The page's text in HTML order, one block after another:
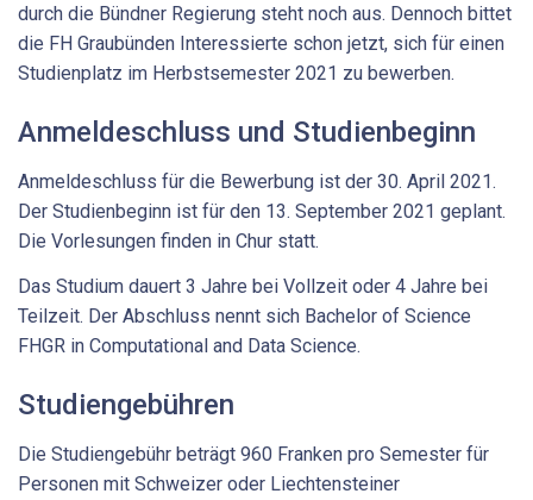
durch die Bündner Regierung steht noch aus. Dennoch bittet
die FH Graubünden Interessierte schon jetzt, sich für einen
Studienplatz im Herbstsemester 2021 zu bewerben.
Anmeldeschluss und Studienbeginn
Anmeldeschluss für die Bewerbung ist der 30. April 2021.
Der Studienbeginn ist für den 13. September 2021 geplant.
Die Vorlesungen finden in Chur statt.
Das Studium dauert 3 Jahre bei Vollzeit oder 4 Jahre bei
Teilzeit. Der Abschluss nennt sich Bachelor of Science
FHGR in Computational and Data Science.
Studiengebühren
Die Studiengebühr beträgt 960 Franken pro Semester für
Personen mit Schweizer oder Liechtensteiner